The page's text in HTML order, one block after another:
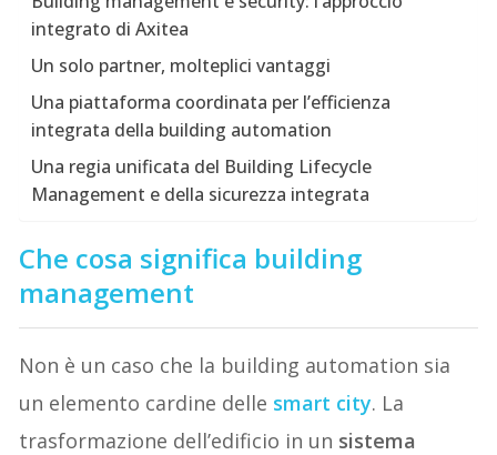
integrato di Axitea
Un solo partner, molteplici vantaggi
Una piattaforma coordinata per l’efficienza
integrata della building automation
Una regia unificata del Building Lifecycle
Management e della sicurezza integrata
Che cosa significa building
management
Non è un caso che la building automation sia
un elemento cardine delle smart city. La
trasformazione dell’edificio in un sistema